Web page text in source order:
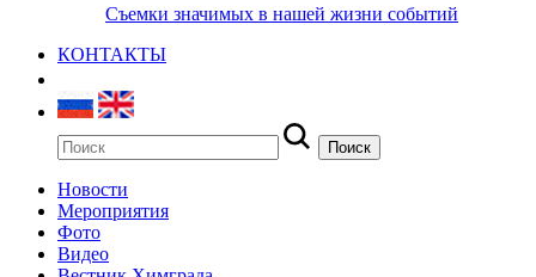
Съемки значимых в нашей жизни событий
КОНТАКТЫ
Новости
Мероприятия
Фото
Видео